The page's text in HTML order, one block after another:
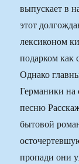
выпускает в
этот
лексиконом
подарком как
Однако
Германики
песню
бытовой
пропади они